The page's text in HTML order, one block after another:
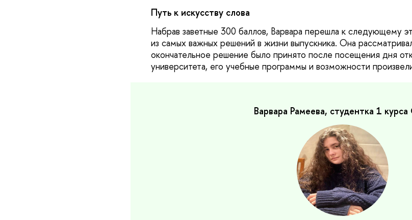
Путь к искусству слова
Набрав заветные 300 баллов, Варвара перешла к следующему
из самых важных решений в жизни выпускника. Она
окончательное решение было принято после посещения дня
университета, его учебные программы и возможности
Варвара Рамеева, студентка 1